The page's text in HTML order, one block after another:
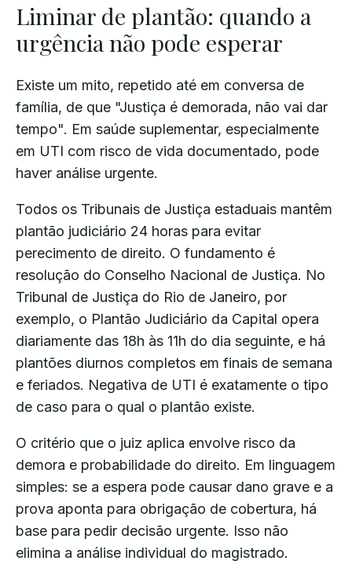
Liminar de plantão: quando a
urgência não pode esperar
Existe um mito, repetido até em conversa de
família, de que "Justiça é demorada, não vai dar
tempo". Em saúde suplementar, especialmente
em UTI com risco de vida documentado, pode
haver análise urgente.
Todos os Tribunais de Justiça estaduais mantêm
plantão judiciário 24 horas para evitar
perecimento de direito. O fundamento é
resolução do Conselho Nacional de Justiça. No
Tribunal de Justiça do Rio de Janeiro, por
exemplo, o Plantão Judiciário da Capital opera
diariamente das 18h às 11h do dia seguinte, e há
plantões diurnos completos em finais de semana
e feriados. Negativa de UTI é exatamente o tipo
de caso para o qual o plantão existe.
O critério que o juiz aplica envolve risco da
demora e probabilidade do direito. Em linguagem
simples: se a espera pode causar dano grave e a
prova aponta para obrigação de cobertura, há
base para pedir decisão urgente. Isso não
elimina a análise individual do magistrado.